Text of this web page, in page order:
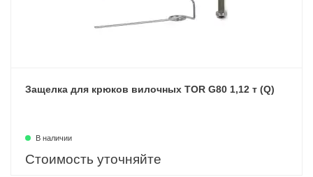
Защелка для крюков вилочных TOR G80 1,12 т (Q)
В наличии
Стоимость уточняйте